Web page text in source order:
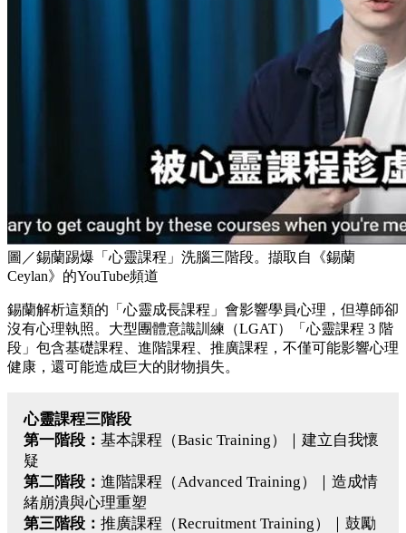
圖／錫蘭踢爆「心靈課程」洗腦三階段。擷取自《錫蘭
Ceylan》的YouTube頻道
錫蘭解析這類的「心靈成長課程」會影響學員心理，但導師卻
沒有心理執照。大型團體意識訓練（LGAT）「心靈課程 3 階
段」包含基礎課程、進階課程、推廣課程，不僅可能影響心理
健康，還可能造成巨大的財物損失。
心靈課程三階段
第一階段： 基本課程（Basic Training）｜建立自我懷
疑
第二階段： 進階課程（Advanced Training）｜造成情
緒崩潰與心理重塑
第三階段： 推廣課程（Recruitment Training）｜鼓勵